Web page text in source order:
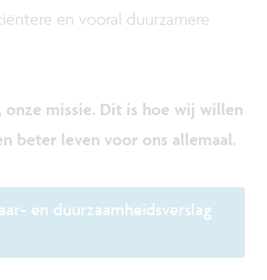
en vooral duurzamere
onze missie. Dit is hoe wij willen
beter leven voor ons allemaal.
en duurzaamheidsverslag